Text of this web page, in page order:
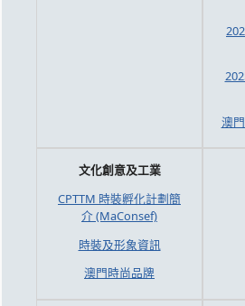
澳
文化創意及工業
CPTTM 時裝孵化計劃簡
介 (MaConsef)
時裝及形象資訊
澳門時尚品牌